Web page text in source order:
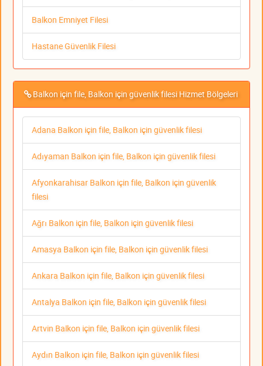
Balkon Emniyet Filesi
Hastane Güvenlik Filesi
Balkon için file, Balkon için güvenlik filesi Hizmet Bölgeleri
Adana Balkon için file, Balkon için güvenlik filesi
Adıyaman Balkon için file, Balkon için güvenlik filesi
Afyonkarahisar Balkon için file, Balkon için güvenlik
filesi
Ağrı Balkon için file, Balkon için güvenlik filesi
Amasya Balkon için file, Balkon için güvenlik filesi
Ankara Balkon için file, Balkon için güvenlik filesi
Antalya Balkon için file, Balkon için güvenlik filesi
Artvin Balkon için file, Balkon için güvenlik filesi
Aydın Balkon için file, Balkon için güvenlik filesi